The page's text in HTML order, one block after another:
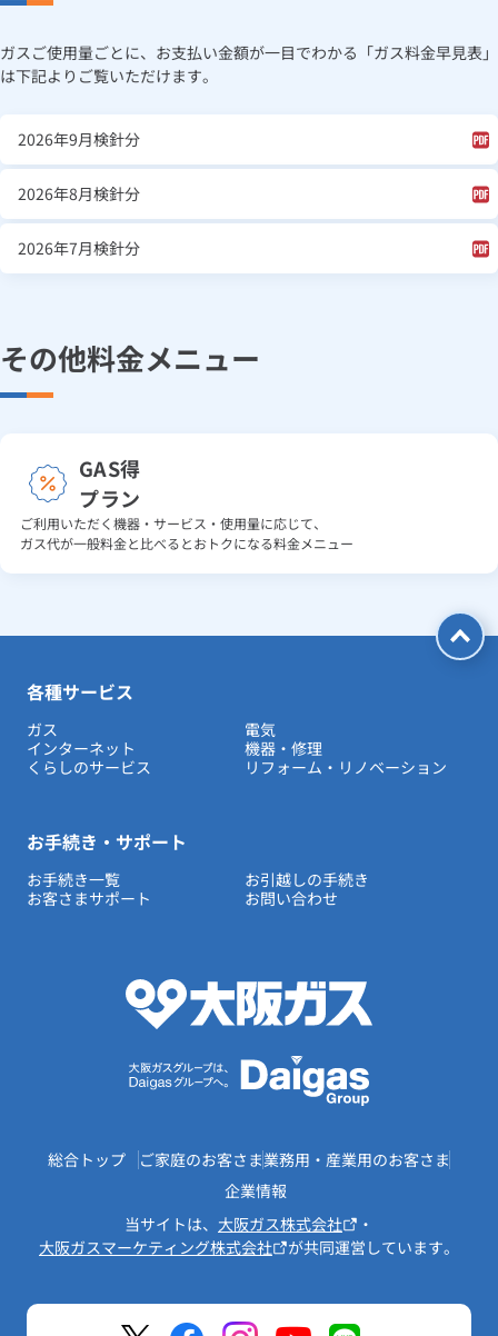
ガスご使用量ごとに、お支払い金額が一目でわかる「ガス料金早見表」
は下記よりご覧いただけます。
2026年9月検針分
2026年8月検針分
2026年7月検針分
その他料金メニュー
GAS得
プラン
ご利用いただく機器・サービス・使用量に応じて、
ガス代が一般料金と比べるとおトクになる料金メニュー
各種サービス
ガス
電気
インターネット
機器・修理
くらしのサービス
リフォーム・リノベーション
お手続き・サポート
お手続き一覧
お引越しの手続き
お客さまサポート
お問い合わせ
総合トップ ご家庭のお客さま業務用・産業用のお客さま
企業情報
当サイトは、 大阪ガス株式会社
・
大阪ガスマーケティング株式会社
が共同運営しています。